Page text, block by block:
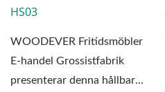
HS03
WOODEVER Fritidsmöbler
E-handel Grossistfabrik
presenterar denna hållbara